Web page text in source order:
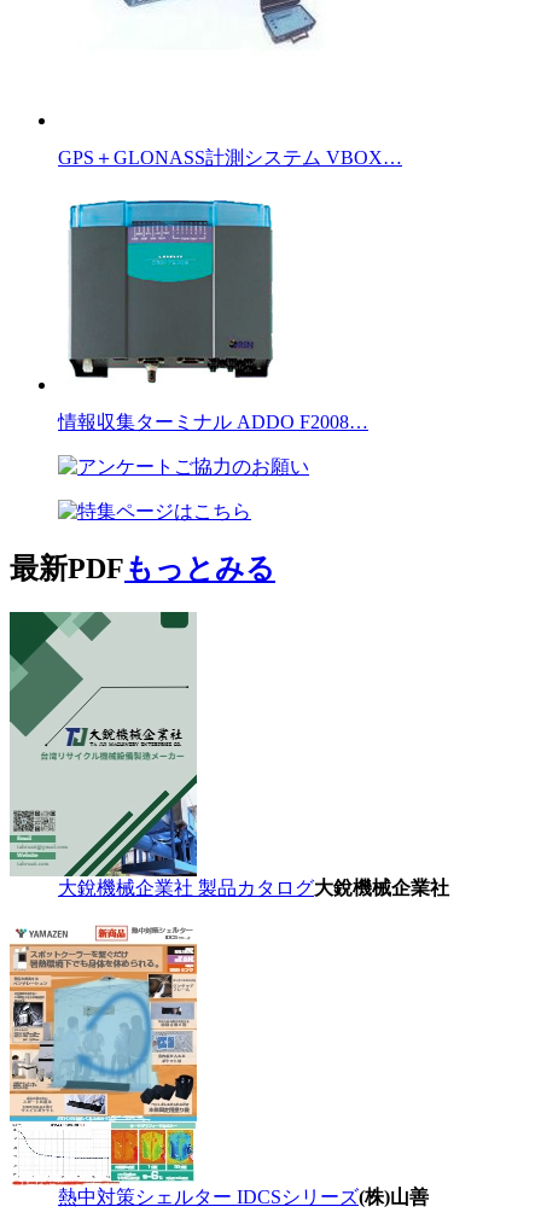
GPS＋GLONASS計測システム VBOX…
情報収集ターミナル ADDO F2008…
最新PDFもっとみる
大銳機械企業社 製品カタログ大銳機械企業社
熱中対策シェルター IDCSシリーズ(株)山善